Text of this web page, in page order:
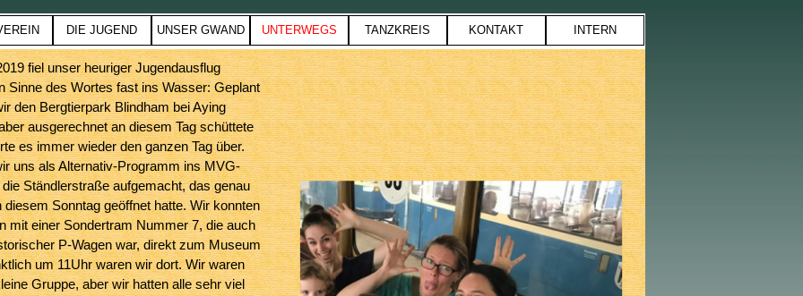
Menü überspringen
▼
DIE JUGEND ▼
UNSER GWAND ▼
UNTERWEGS ▼
TANZKREIS ▼
KONTAKT INTERN
fiel unser heuriger Jugendausflug
Sinne des Wortes fast ins Wasser: Geplant
den Bergtierpark Blindham bei Aying
ausgerechnet an diesem Tag schüttete
es immer wieder den ganzen Tag über.
uns als Alternativ-Programm ins MVG-
Ständlerstraße aufgemacht, das genau
diesem Sonntag geöffnet hatte. Wir konnten
mit einer Sondertram Nummer 7, die auch
P-Wagen war, direkt zum Museum
um 11Uhr waren wir dort. Wir waren
Gruppe, aber wir hatten alle sehr viel